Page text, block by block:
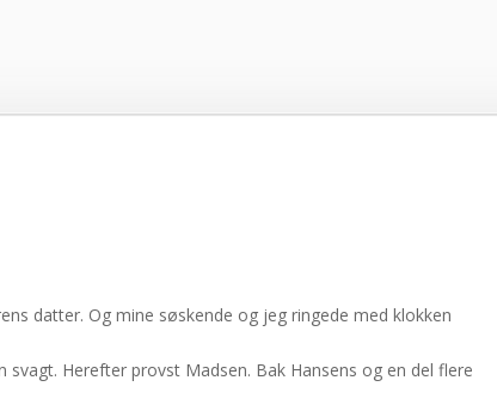
datter. Og mine søskende og jeg ringede med klokken
Herefter provst Madsen. Bak Hansens og en del flere